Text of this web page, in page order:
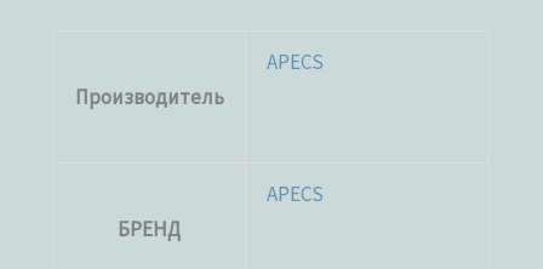
Производитель
APECS
БРЕНД
APECS